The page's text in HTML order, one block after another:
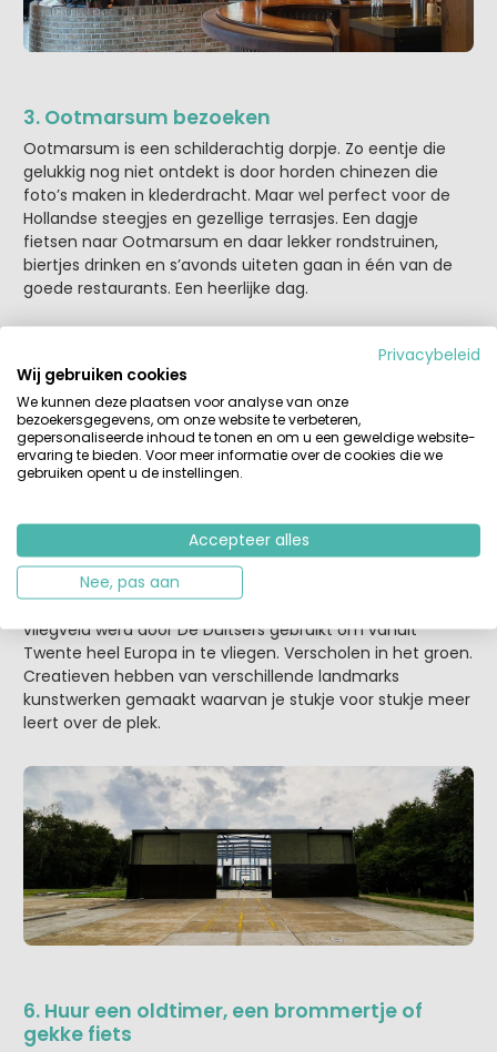
3. Ootmarsum bezoeken
Ootmarsum is een schilderachtig dorpje. Zo eentje die
gelukkig nog niet ontdekt is door horden chinezen die
foto’s maken in klederdracht. Maar wel perfect voor de
Hollandse steegjes en gezellige terrasjes. Een dagje
fietsen naar Ootmarsum en daar lekker rondstruinen,
biertjes drinken en s’avonds uiteten gaan in één van de
goede restaurants. Een heerlijke dag.
4. Vuurwerkramp Monument Enschede
Waar was jij op 13 mei 2000? Het songfestival 2000 werd
er voor onderbroken:
moment in de geschiedenis van Nederland, die een
moment van herdenking waard is. Enschede heeft deze
ramp een mooie plek gegeven in zijn hart en in de stad.
Midden het het groen ligteen gigantisch verlaten
vliegveld, waar je kunt wandelen en fietsen. Een klein
beetje spannend, zo’n verlaten plek. Maar vooral heel erg
indrukwekkend om de verhalen te lezen én te horen. Dit
vliegveld werd door De Duitsers gebruikt om vanuit
Twente heel Europa in te vliegen. Verscholen in het groen.
Creatieven hebben van verschillende landmarks
kunstwerken gemaakt waarvan je stukje voor stukje meer
leert over de plek.
6. Huur een oldtimer, een brommertje of
gekke fiets
Privacybeleid
Wij gebruiken cookies
We kunnen deze plaatsen voor analyse van onze
bezoekersgegevens, om onze website te verbeteren,
gepersonaliseerde inhoud te tonen en om u een geweldige website-
ervaring te bieden. Voor meer informatie over de cookies die we
gebruiken opent u de instellingen.
Accepteer alles
Nee, pas aan